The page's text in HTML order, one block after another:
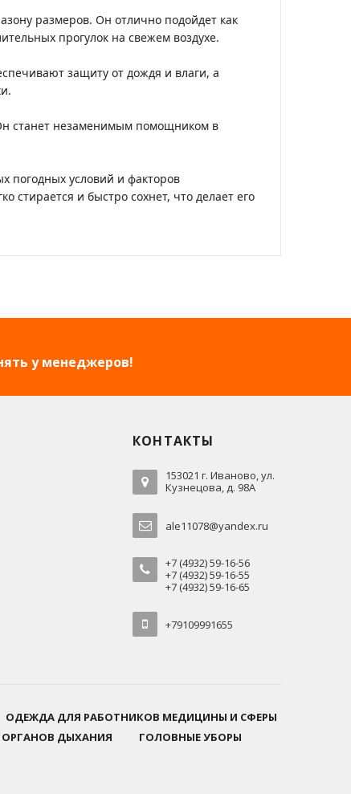
размеров. Он отлично подойдет как
прогулок на свежем воздухе.
защиту от дождя и влаги, а
станет незаменимым помощником в
погодных условий и факторов
и быстро сохнет, что делает его
у менеджеров!
КОНТАКТЫ
153021 г. Иваново, ул.
Кузнецова, д. 98А
ale11078@yandex.ru
+7 (4932) 59-16-56
+7 (4932) 59-16-55
+7 (4932) 59-16-65
+79109991655
ОДЕЖДА ДЛЯ РАБОТНИКОВ МЕДИЦИНЫ И СФЕРЫ
ДЫХАНИЯ
ГОЛОВНЫЕ УБОРЫ